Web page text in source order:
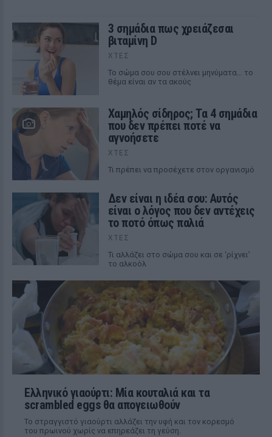
3 σημάδια πως χρειάζεσαι
βιταμίνη D
ΧΤΕΣ
Το σώμα σου σου στέλνει μηνύματα… το
θέμα είναι αν τα ακούς
Χαμηλός σίδηρος; Τα 4 σημάδια
που δεν πρέπει ποτέ να
αγνοήσετε
ΧΤΕΣ
Τι πρέπει να προσέχετε στον οργανισμό
Δεν είναι η ιδέα σου: Αυτός
είναι ο λόγος που δεν αντέχεις
το ποτό όπως παλιά
ΧΤΕΣ
Τι αλλάζει στο σώμα σου και σε ‘ρίχνει’
το αλκοόλ
Ελληνικό γιαούρτι: Μία κουταλιά και τα
scrambled eggs θα απογειωθούν
Το στραγγιστό γιαούρτι αλλάζει την υφή και τον κορεσμό
του πρωινού χωρίς να επηρεάζει τη γεύση.